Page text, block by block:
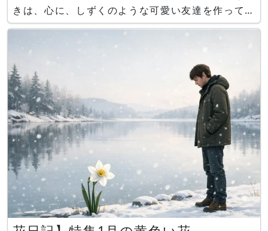
きは、心に、しずくのような可愛い友達を作ってみ
るのもいいんじゃない？☺ 💧シラー「遠くを見つ